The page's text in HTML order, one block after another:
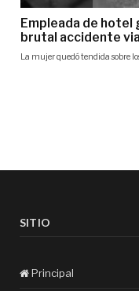
SITIO
Principal